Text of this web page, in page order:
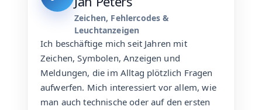
Zeichen, Fehlercodes &
Leuchtanzeigen
Ich beschäftige mich seit Jahren mit
Zeichen, Symbolen, Anzeigen und
Meldungen, die im Alltag plötzlich Fragen
aufwerfen. Mich interessiert vor allem, wie
man auch technische oder auf den ersten